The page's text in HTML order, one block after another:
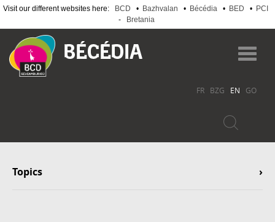
Visit our different websites here: BCD • Bazhvalan • Bécédia • BED • PCI
-
Bretania
main
content
FR BZG EN GO
Topics